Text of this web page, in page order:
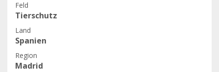
Feld
Tierschutz
Land
Spanien
Region
Madrid